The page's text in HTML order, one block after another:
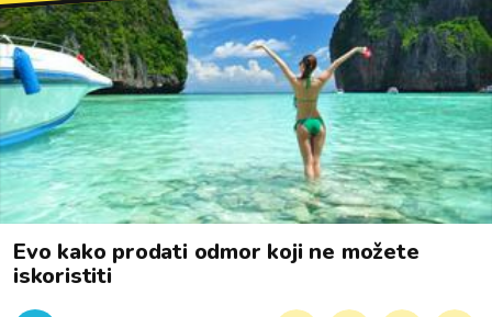
Evo kako prodati odmor koji ne možete
iskoristiti